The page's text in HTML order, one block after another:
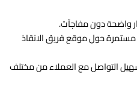
واضحة دون مفاجآت.
مستمرة حول موقع فريق الانقاذ
التواصل مع العملاء من مختلف